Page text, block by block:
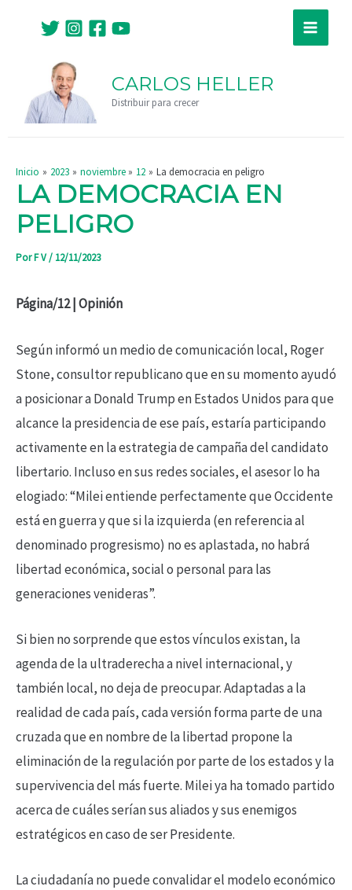
contenido
Main
CARLOS HELLER
Distribuir para crecer
Inicio 2023 noviembre 12 La democracia en peligro
LA DEMOCRACIA EN
PELIGRO
PorF V/ 12/11/2023
Página/12 | Opinión
Según informó un medio de comunicación local, Roger
Stone, consultor republicano que en su momento ayudó
a posicionar a Donald Trump en Estados Unidos para que
alcance la presidencia de ese país, estaría participando
activamente en la estrategia de campaña del candidato
libertario. Incluso en sus redes sociales, el asesor lo ha
elogiado: “Milei entiende perfectamente que Occidente
está en guerra y que si la izquierda (en referencia al
denominado progresismo) no es aplastada, no habrá
libertad económica, social o personal para las
generaciones venideras”.
Si bien no sorprende que estos vínculos existan, la
agenda de la ultraderecha a nivel internacional, y
también local, no deja de preocupar. Adaptadas a la
realidad de cada país, cada versión forma parte de una
cruzada que en nombre de la libertad propone la
eliminación de la regulación por parte de los estados y la
supervivencia del más fuerte. Milei ya ha tomado partido
acerca de cuáles serían sus aliados y sus enemigos
estratégicos en caso de ser Presidente.
La ciudadanía no puede convalidar el modelo económico
entradas